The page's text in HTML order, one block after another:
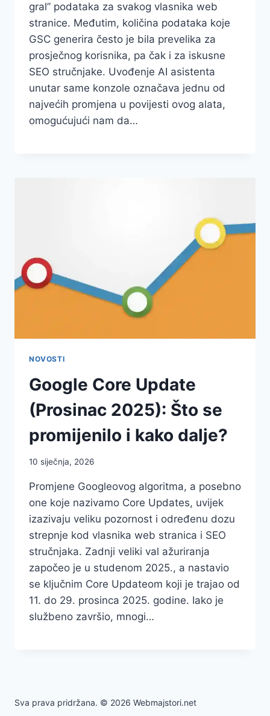
gral” podataka za svakog vlasnika web
stranice. Međutim, količina podataka koje
GSC generira često je bila prevelika za
prosječnog korisnika, pa čak i za iskusne
SEO stručnjake. Uvođenje AI asistenta
unutar same konzole označava jednu od
najvećih promjena u povijesti ovog alata,
omogućujući nam da…
NOVOSTI
Google Core Update
(Prosinac 2025): Što se
promijenilo i kako dalje?
10 siječnja, 2026
Promjene Googleovog algoritma, a posebno
one koje nazivamo Core Updates, uvijek
izazivaju veliku pozornost i određenu dozu
strepnje kod vlasnika web stranica i SEO
stručnjaka. Zadnji veliki val ažuriranja
započeo je u studenom 2025., a nastavio
se ključnim Core Updateom koji je trajao od
11. do 29. prosinca 2025. godine. Iako je
službeno završio, mnogi…
Sva prava pridržana. © 2026 Webmajstori.net